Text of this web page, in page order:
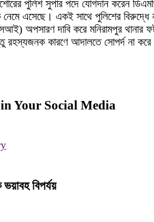
পুলিশ সুপার পদে যোগদান করেন
এসেছে। একই সাথে পুলিশের বিরুদ্ধে
অপসারণ দাবি করে মনিরামপুর থানার
কারণে আদালতে সোপর্দ না করে
Your Social Media
বিপর্যয়